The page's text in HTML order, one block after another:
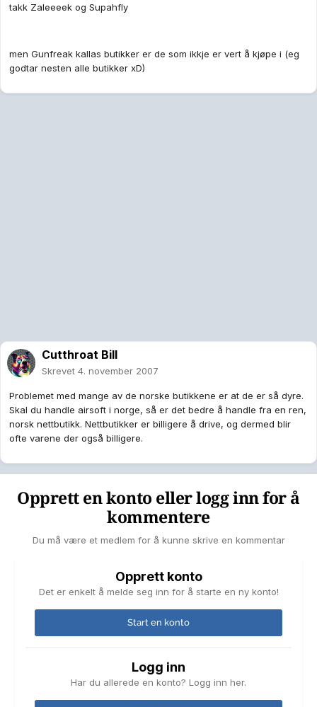
takk Zaleeeek og Supahfly
men Gunfreak kallas butikker er de som ikkje er vert å kjøpe i (eg
godtar nesten alle butikker xD)
Cutthroat Bill
Skrevet 4. november 2007
Problemet med mange av de norske butikkene er at de er så dyre.
Skal du handle airsoft i norge, så er det bedre å handle fra en ren,
norsk nettbutikk. Nettbutikker er billigere å drive, og dermed blir
ofte varene der også billigere.
Opprett en konto eller logg inn for å
kommentere
Du må være et medlem for å kunne skrive en kommentar
Opprett konto
Det er enkelt å melde seg inn for å starte en ny konto!
Start en konto
Logg inn
Har du allerede en konto? Logg inn her.